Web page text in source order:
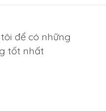
để có những
tốt nhất